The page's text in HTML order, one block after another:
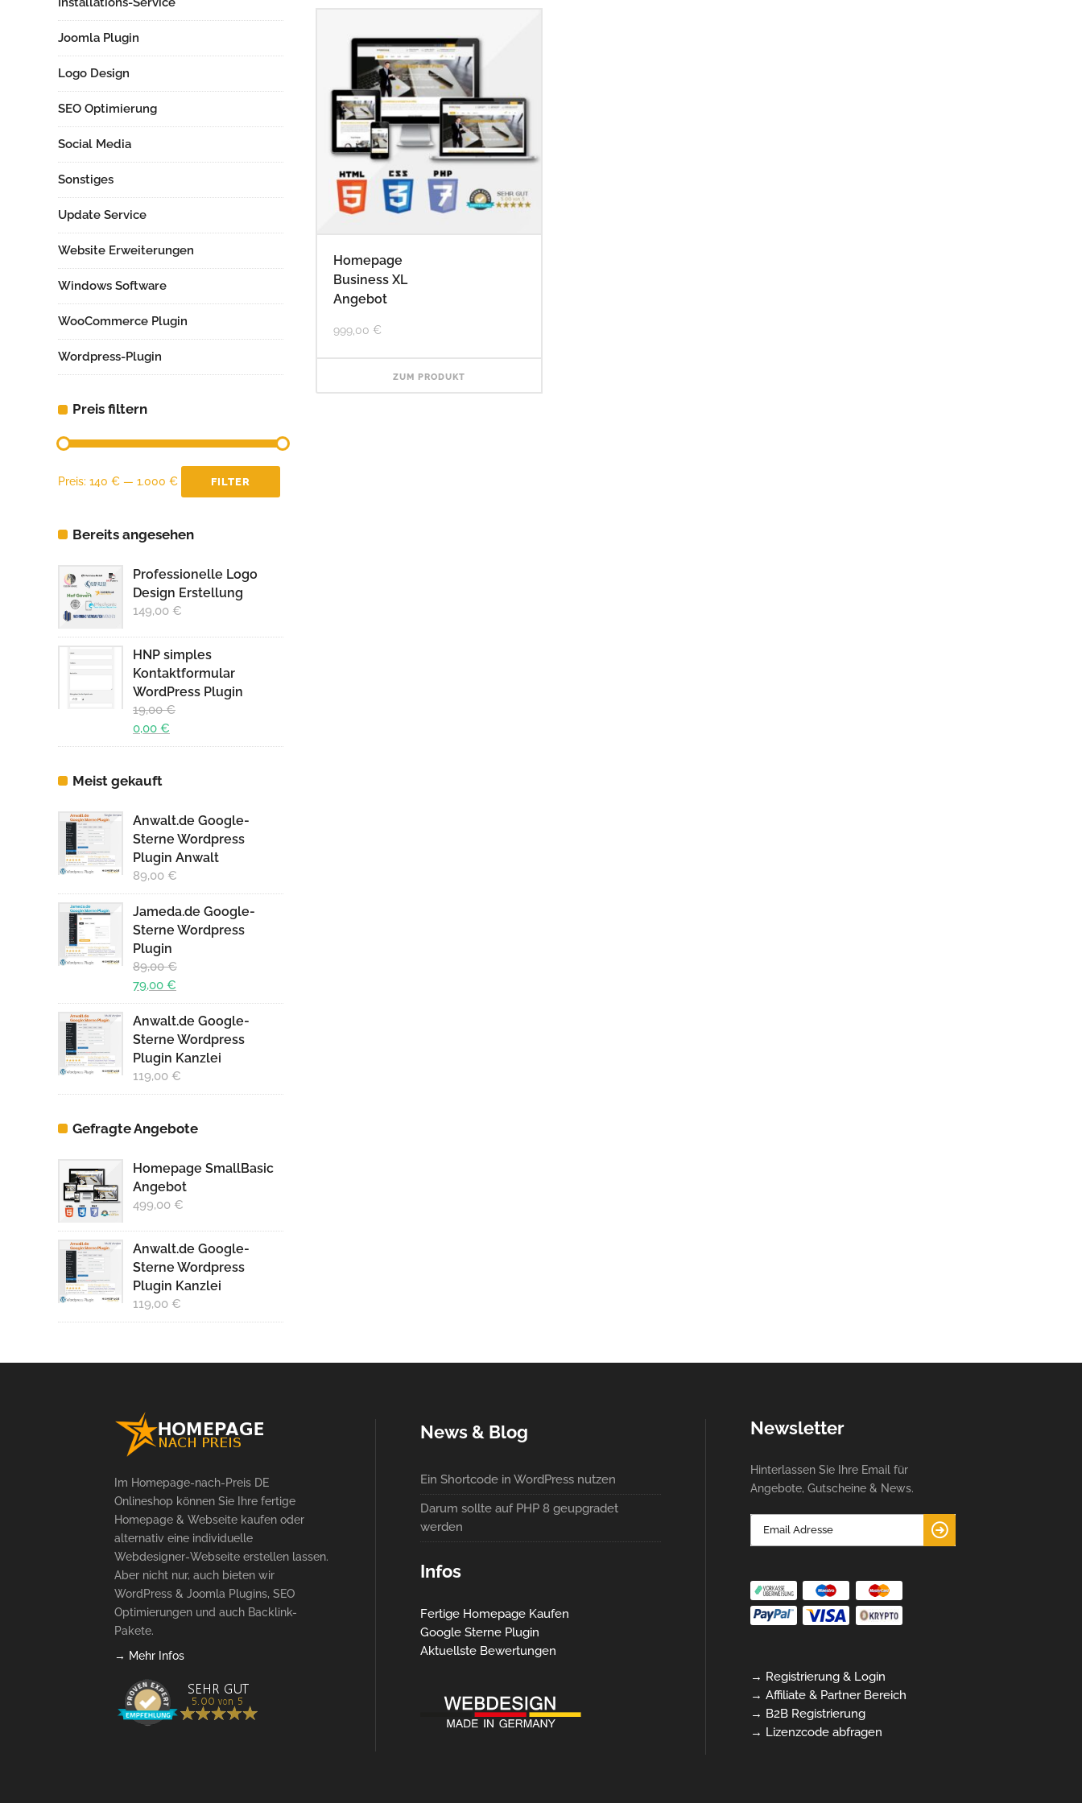
Joomla Plugin
Logo Design
SEO Optimierung
Social Media
Sonstiges
Update Service
Website Erweiterungen
Windows Software
WooCommerce Plugin
Wordpress-Plugin
Preis filtern
Min.
Max.
FILTER
Preis: 140 € — 1.000 €
Bereits angesehen
Professionelle Logo
Design Erstellung
149,00 €
HNP simples
Kontaktformular
WordPress Plugin
19,00€
Ursprünglicher
Preis
19,00 €
0,00 €
Aktueller
ist:
Meist gekauft
Anwalt.de Google-
Sterne Wordpress
Plugin Anwalt
89,00 €
Jameda.de Google-
Sterne Wordpress
Plugin
89,00€
Ursprünglicher
Preis
war:
89,00 €
79,00 €
Aktueller
Preis
ist:
79,00 €.
Anwalt.de Google-
Sterne Wordpress
Plugin Kanzlei
119,00 €
Gefragte Angebote
Homepage SmallBasic
Angebot
499,00 €
Anwalt.de Google-
Sterne Wordpress
Plugin Kanzlei
119,00 €
Homepage
Business XL
Angebot
999,00 €
ZUM PRODUKT
Im Homepage-nach-Preis DE
Onlineshop können Sie Ihre fertige
Homepage & Webseite kaufen oder
alternativ eine individuelle
Webdesigner-Webseite erstellen lassen.
Aber nicht nur, auch bieten wir
WordPress & Joomla Plugins, SEO
Optimierungen und auch Backlink-
Pakete.
→ Mehr Infos
News & Blog
Ein Shortcode in WordPress nutzen
Darum sollte auf PHP 8 geupgradet
werden
Infos
Fertige Homepage Kaufen
Google Sterne Plugin
Aktuellste Bewertungen
Newsletter
Hinterlassen Sie Ihre Email für
Angebote, Gutscheine & News.
→ Registrierung & Login
→ Affiliate & Partner Bereich
→ B2B Registrierung
→ Lizenzcode abfragen